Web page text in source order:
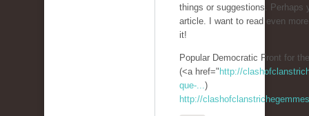
things or suggestions. Perhaps
article. I want to read even
it!
Popular Democratic Front for
(<a href=" http://
que-...)
http://